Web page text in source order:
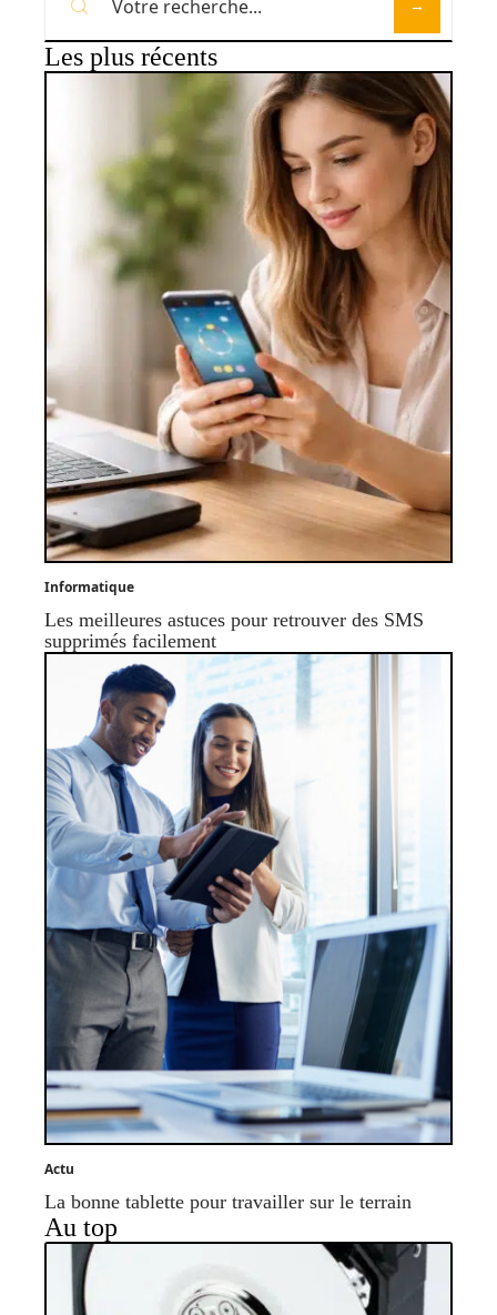
Les plus récents
Informatique
Les meilleures astuces pour retrouver des SMS
supprimés facilement
Actu
La bonne tablette pour travailler sur le terrain
Au top